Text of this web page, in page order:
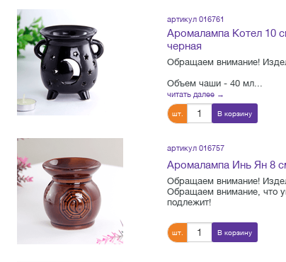
артикул 016761
Аромалампа Котел 10
черная
Обращаем внимание!
Объем чаши - 40 мл...
читать далее →
шт. В корзину
артикул 016757
Аромалампа Инь Ян 8
Обращаем внимание!
Обращаем внимание, что
подлежит!
шт. В корзину